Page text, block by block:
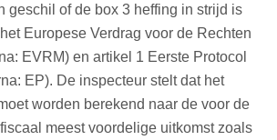
geschil of de box 3 heffing in strijd is
Europese Verdrag voor de Rechten
EVRM) en artikel 1 Eerste Protocol
EP). De inspecteur stelt dat het
worden berekend naar de voor de
meest voordelige uitkomst zoals